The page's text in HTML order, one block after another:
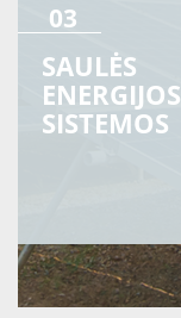
03
SAULĖS
ENERGIJOS
SISTEMOS